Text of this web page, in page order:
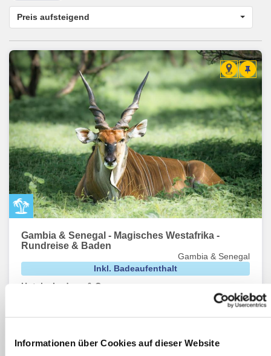
Informationen über Cookies auf dieser Website
Preis aufsteigend
Gambia & Senegal - Magisches Westafrika -
Rundreise & Baden
Gambia & Senegal
Inkl. Badeaufenthalt
Hotels, Lodges & Camps
Termine:12.02.27-16.05.27